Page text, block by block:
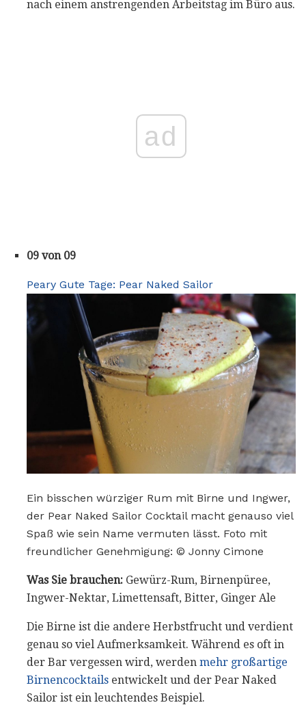
nach einem anstrengenden Arbeitstag im Büro aus.
ad
09 von 09
Peary Gute Tage: Pear Naked Sailor
Ein bisschen würziger Rum mit Birne und Ingwer,
der Pear Naked Sailor Cocktail macht genauso viel
Spaß wie sein Name vermuten lässt. Foto mit
freundlicher Genehmigung: © Jonny Cimone
Was Sie brauchen: Gewürz-Rum, Birnenpüree,
Ingwer-Nektar, Limettensaft, Bitter, Ginger Ale
Die Birne ist die andere Herbstfrucht und verdient
genau so viel Aufmerksamkeit. Während es oft in
der Bar vergessen wird, werden mehr großartige
Birnencocktails entwickelt und der Pear Naked
Sailor ist ein leuchtendes Beispiel.